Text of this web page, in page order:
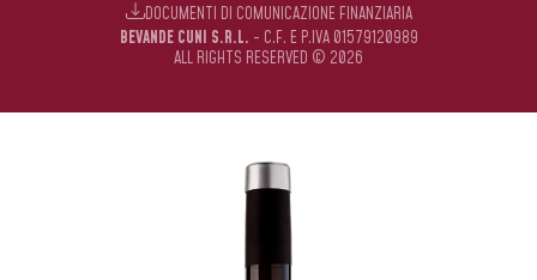
BEVANDE CUNI S.R.L. - C.F. E P.IVA 01579120989
ALL RIGHTS RESERVED © 2026
DOCUMENTI DI COMUNICAZIONE FINANZIARIA